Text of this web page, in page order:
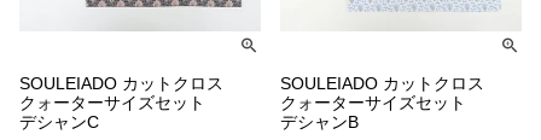
SOULEIADO カットクロス
クォーターサイズセット
デシャンC
SOULEIADO カットクロス
クォーターサイズセット
デシャンB